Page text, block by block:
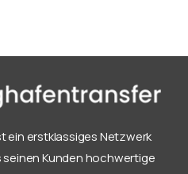
ein erstklassiges Netzwerk
Kunden hochwertige